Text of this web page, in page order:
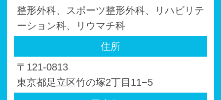
整形外科、スポーツ整形外科、リハビリテ
ーション科、リウマチ科
住所
〒121-0813
東京都足立区竹の塚2丁目11−5